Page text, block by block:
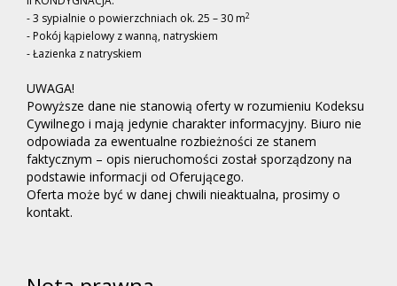
- 3 sypialnie o powierzchniach ok. 25 – 30 m2
- Pokój kąpielowy z wanną, natryskiem
- Łazienka z natryskiem
UWAGA!
Powyższe dane nie stanowią oferty w rozumieniu Kodeksu
Cywilnego i mają jedynie charakter informacyjny. Biuro nie
odpowiada za ewentualne rozbieżności ze stanem
faktycznym – opis nieruchomości został sporządzony na
podstawie informacji od Oferującego.
Oferta może być w danej chwili nieaktualna, prosimy o
kontakt.